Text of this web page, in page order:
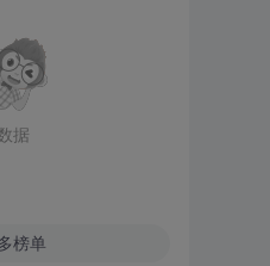
据
榜单